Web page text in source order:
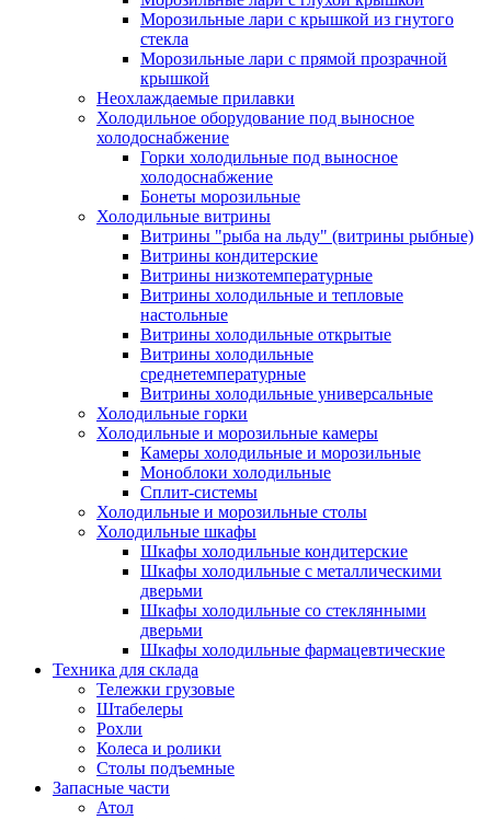
Морозильные лари с крышкой из гнутого
стекла
Морозильные лари с прямой прозрачной
крышкой
Неохлаждаемые прилавки
Холодильное оборудование под выносное
холодоснабжение
Горки холодильные под выносное
холодоснабжение
Бонеты морозильные
Холодильные витрины
Витрины "рыба на льду" (витрины рыбные)
Витрины кондитерские
Витрины низкотемпературные
Витрины холодильные и тепловые
настольные
Витрины холодильные открытые
Витрины холодильные
среднетемпературные
Витрины холодильные универсальные
Холодильные горки
Холодильные и морозильные камеры
Камеры холодильные и морозильные
Моноблоки холодильные
Сплит-системы
Холодильные и морозильные столы
Холодильные шкафы
Шкафы холодильные кондитерские
Шкафы холодильные с металлическими
дверьми
Шкафы холодильные со стеклянными
дверьми
Шкафы холодильные фармацевтические
Техника для склада
Тележки грузовые
Штабелеры
Рохли
Колеса и ролики
Столы подъемные
Запасные части
Атол